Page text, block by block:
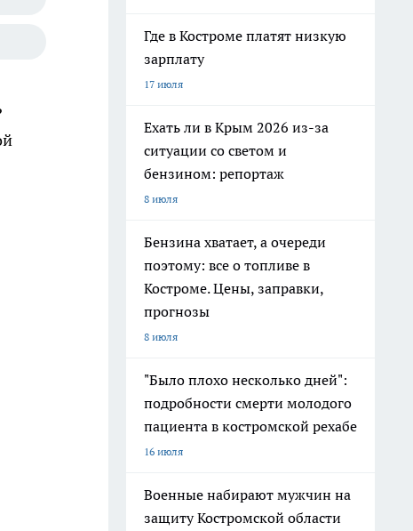
Где в Костроме платят низкую
зарплату
17 июля
Ехать ли в Крым 2026 из-за
ситуации со светом и
бензином: репортаж
8 июля
Бензина хватает, а очереди
поэтому: все о топливе в
Костроме. Цены, заправки,
прогнозы
8 июля
"Было плохо несколько дней":
подробности смерти молодого
пациента в костромской рехабе
16 июля
Военные набирают мужчин на
защиту Костромской области